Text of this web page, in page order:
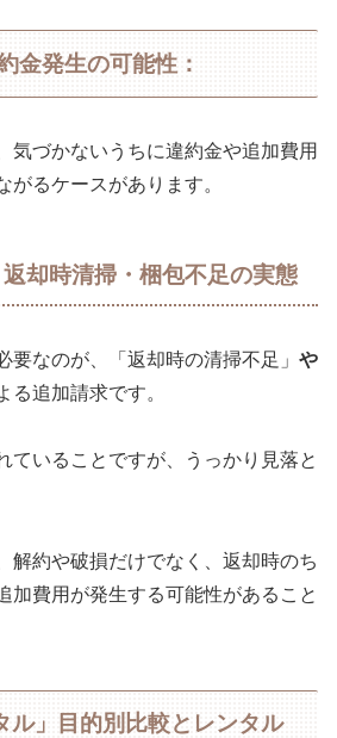
金発生の可能性：
気づかないうちに違約金や追加費用
がるケースがあります。
却時清掃・梱包不足の実態
要なのが、「返却時の清掃不足」 や
る追加請求です。
ていることですが、うっかり見落と
解約や破損だけでなく、返却時のち
加費用が発生する可能性があること
ル」目的別比較とレンタル